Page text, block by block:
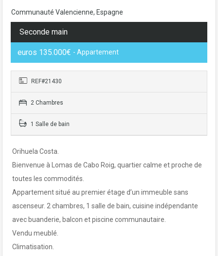
Communauté Valencienne, Espagne
Seconde main
euros 135.000€ - Appartement
REF#21430
2 Chambres
1 Salle de bain
Orihuela Costa.
Bienvenue à Lomas de Cabo Roig, quartier calme et proche de
toutes les commodités.
Appartement situé au premier étage d’un immeuble sans
ascenseur. 2 chambres, 1 salle de bain, cuisine indépendante
avec buanderie, balcon et piscine communautaire.
Vendu meublé.
Climatisation.